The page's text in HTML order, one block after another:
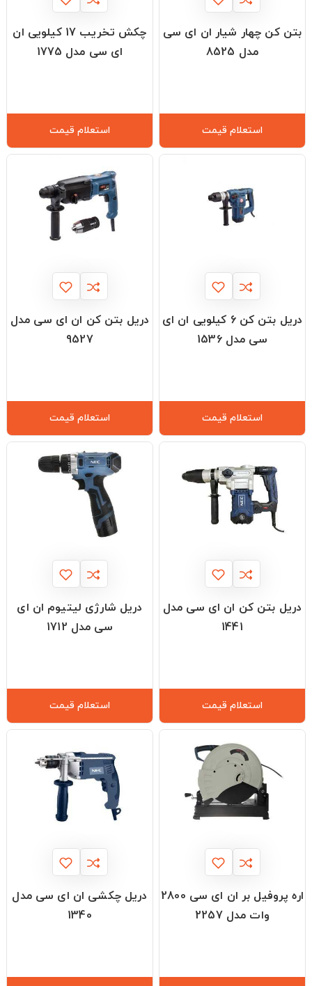
بتن کن چهار شیار ان ای سی
مدل 8525
استعلام قیمت
چکش تخریب 17 کیلویی ان
ای سی مدل 1775
استعلام قیمت
دریل بتن کن 6 کیلویی ان ای
سی مدل 1536
استعلام قیمت
دریل بتن کن ان ای سی مدل
9527
استعلام قیمت
دریل بتن کن ان ای سی مدل
1441
استعلام قیمت
دریل شارژی لیتیوم ان ای
سی مدل 1712
استعلام قیمت
اره پروفیل بر ان ای سی 2800
وات مدل 2257
دریل چکشی ان ای سی مدل
1340